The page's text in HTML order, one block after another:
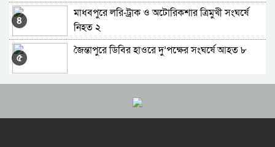
সিলেটে জামায়াতের আমীর হলেন যারা
যৌথ অভিযানে মাদকদ্রব্য, অস্ত্র ও মুদ্রা জব্দ
৪
মাধবপুরে লরি-ট্রাক ও অটোরিকশার ত্রিমুখী সংঘর্ষে
নিহত ২
৫
জৈন্তাপুরে ডিবির হাওরে দু’পক্ষের সংঘর্ষে আহত ৮
সিলেটে হামে ৩ জনের মৃত্যু